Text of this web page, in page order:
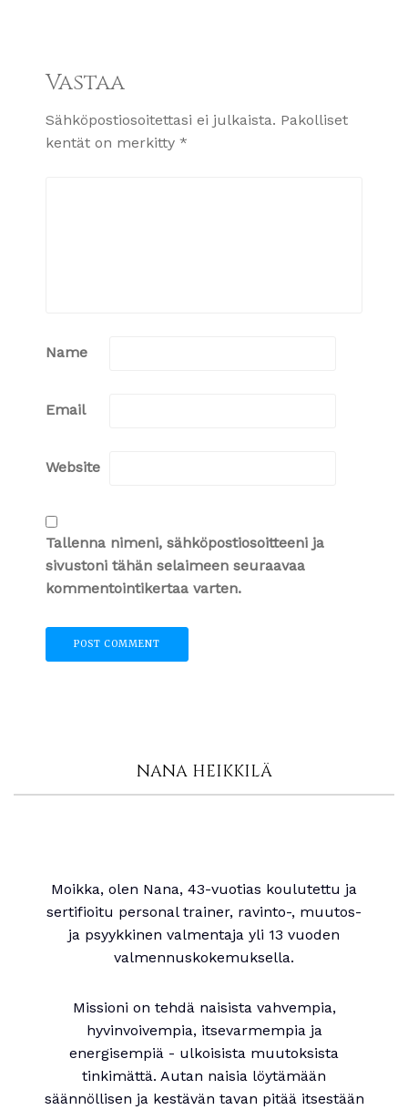
Vastaa
Sähköpostiosoitettasi ei julkaista. Pakolliset
kentät on merkitty *
Name
Email
Website
Tallenna nimeni, sähköpostiosoitteeni ja
sivustoni tähän selaimeen seuraavaa
kommentointikertaa varten.
NANA HEIKKILÄ
Moikka, olen Nana, 43-vuotias koulutettu ja
sertifioitu personal trainer, ravinto-, muutos-
ja psyykkinen valmentaja yli 13 vuoden
valmennuskokemuksella.
Missioni on tehdä naisista vahvempia,
hyvinvoivempia, itsevarmempia ja
energisempiä - ulkoisista muutoksista
tinkimättä. Autan naisia löytämään
säännöllisen ja kestävän tavan pitää itsestään